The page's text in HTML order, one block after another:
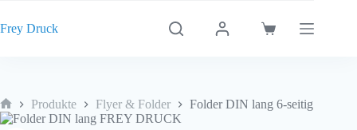
springen
Frey Druck Warenkorb
Start
Produkte Flyer & Folder Folder DIN lang 6-seitig